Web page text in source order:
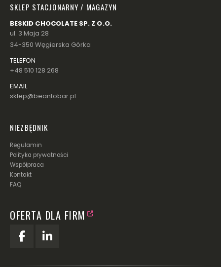
SKLEP STACJONARNY / MAGAZYN
BESKID CHOCOLATE SP. Z O.O.
ul. 3 Maja 28
34-350 Węgierska Górka
TELEFON
+48 510 128 268
EMAIL
sklep@beantobar.pl
NIEZBĘDNIK
Regulamin
Polityka prywatności
Współpraca
Kontakt
FAQ
OFERTA DLA FIRM